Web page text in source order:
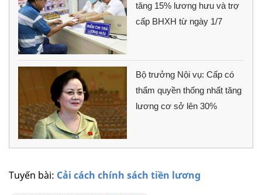
Tuyến bài: Cải cách chính sách tiền lương
tăng 15% lương hưu và trợ
cấp BHXH từ ngày 1/7
Bộ trưởng Nội vụ: Cấp có
thẩm quyền thống nhất tăng
lương cơ sở lên 30%